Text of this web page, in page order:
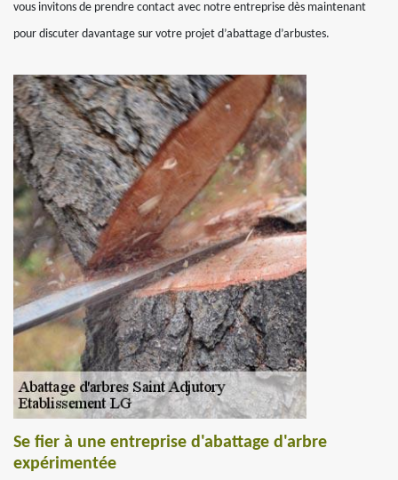
vous invitons de prendre contact avec notre entreprise dès maintenant
pour discuter davantage sur votre projet d’abattage d’arbustes.
Se fier à une entreprise d'abattage d'arbre
expérimentée